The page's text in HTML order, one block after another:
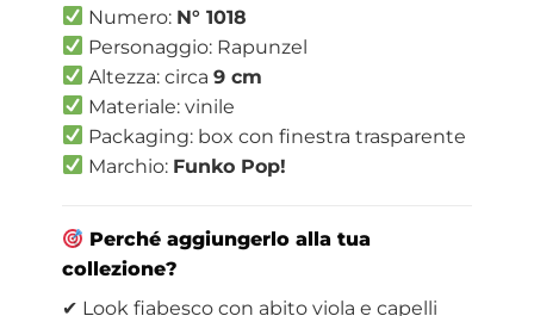
Numero: N° 1018
Personaggio: Rapunzel
Altezza: circa9 cm
Materiale: vinile
Packaging: box con finestra trasparente
Marchio: Funko Pop!
Perché aggiungerlo alla tua
collezione?
✔ Look fiabesco con abito viola e capelli